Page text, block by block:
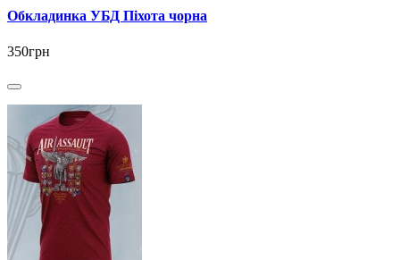
Обкладинка УБД Піхота чорна
350грн